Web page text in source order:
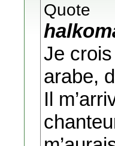
Quote
Je
arabe,
Il